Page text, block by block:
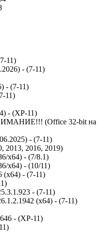
11)
- (7-11)
- (7-11)
11)
- (XP-11)
(Office 32-bit на
- (7-11)
2013, 2016, 2019)
x64) - (7/8.1)
x64) - (10/11)
- (7-11)
- (7-11)
(x64) - (7-11)
- (XP-11)